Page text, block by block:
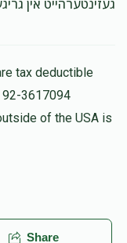
געזינטערהייט אין
tax deductible
92-3617094
of the USA is
Share